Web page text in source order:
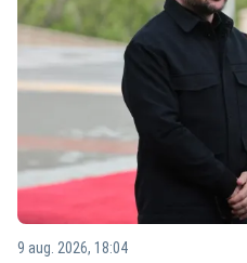
9 aug. 2026, 18:04